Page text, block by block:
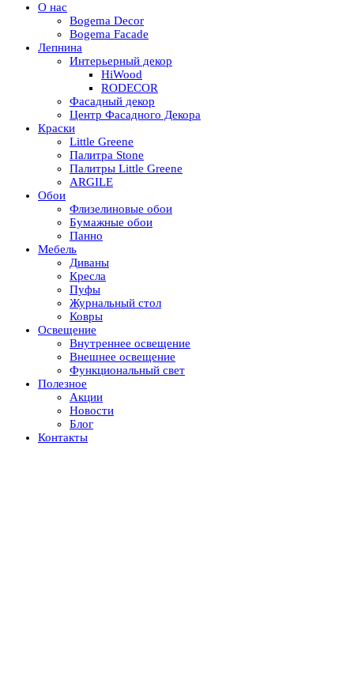
О нас
Bogema Decor
Bogema Facade
Лепнина
Интерьерный декор
HiWood
RODECOR
Фасадный декор
Центр Фасадного Декора
Краски
Little Greene
Палитра Stone
Палитры Little Greene
ARGILE
Обои
Флизелиновые обои
Бумажные обои
Панно
Мебель
Диваны
Кресла
Пуфы
Журнальный стол
Ковры
Освещение
Внутреннее освещение
Внешнее освещение
Функциональный свет
Полезное
Акции
Новости
Блог
Контакты